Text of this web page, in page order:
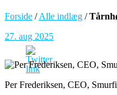
Forside /Alle indlæg /
27. aug 2025
Per Frederiksen, CEO,